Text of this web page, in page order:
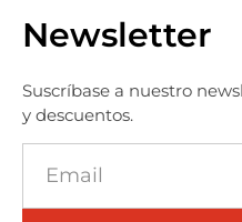
Newsletter
Suscríbase a nuestro
y descuentos.